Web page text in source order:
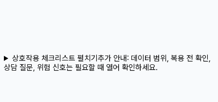
상호작용 체크리스트 펼치기추가 안내: 데이터 범위, 복용 전 확인,
상담 질문, 위험 신호는 필요할 때 열어 확인하세요.